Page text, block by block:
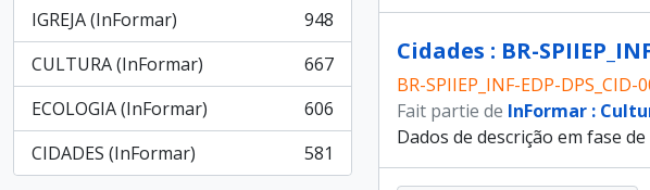
IGREJA (InFormar)
, 948 résultats
948
CULTURA (InFormar)
, 667 résultats
667
ECOLOGIA (InFormar)
, 606 résultats
606
CIDADES (InFormar)
, 581 résultats 581
Cidades : BR-
BR-SPIIEP_INF-EDP-DPS_CID-
Fait partie de InFormar :
Dados de descrição em fase